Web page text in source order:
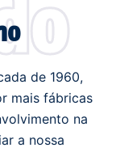
de 1960,
mais fábricas
na
a nossa